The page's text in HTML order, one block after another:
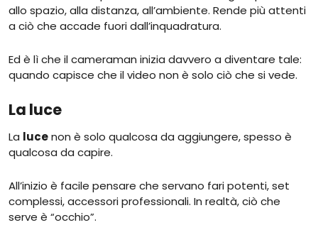
allo spazio, alla distanza, all’ambiente. Rende più attenti
a ciò che accade fuori dall’inquadratura.
Ed è lì che il cameraman inizia davvero a diventare tale:
quando capisce che il video non è solo ciò che si vede.
La luce
La lucenon è solo qualcosa da aggiungere, spesso è
qualcosa da capire.
All’inizio è facile pensare che servano fari potenti, set
complessi, accessori professionali. In realtà, ciò che
serve è “occhio”.